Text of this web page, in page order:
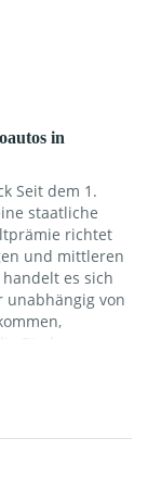
in
Seit dem 1.
staatliche
richtet
und mittleren
es sich
unabhängig von
Förderung
Die Prämie gilt
2026 neu